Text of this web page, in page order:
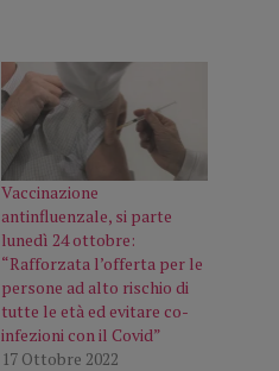
Vaccinazione
antinfluenzale, si parte
lunedì 24 ottobre:
“Rafforzata l’offerta per le
persone ad alto rischio di
tutte le età ed evitare co-
infezioni con il Covid”
17 Ottobre 2022